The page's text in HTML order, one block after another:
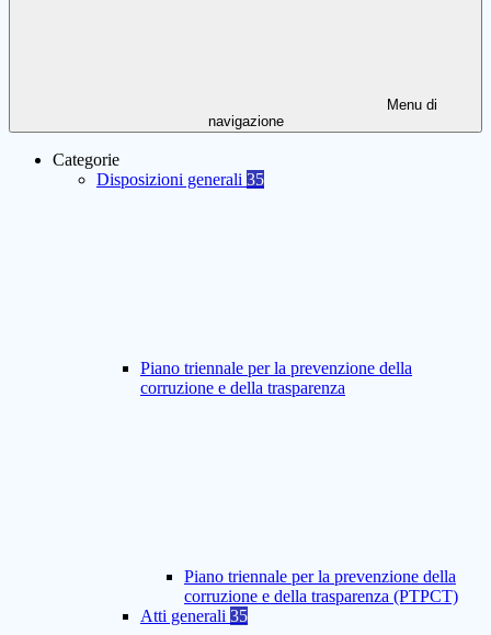
Menu di
navigazione
Categorie
Disposizioni generali 35
Piano triennale per la prevenzione della
corruzione e della trasparenza
Piano triennale per la prevenzione della
corruzione e della trasparenza (PTPCT)
Atti generali 35